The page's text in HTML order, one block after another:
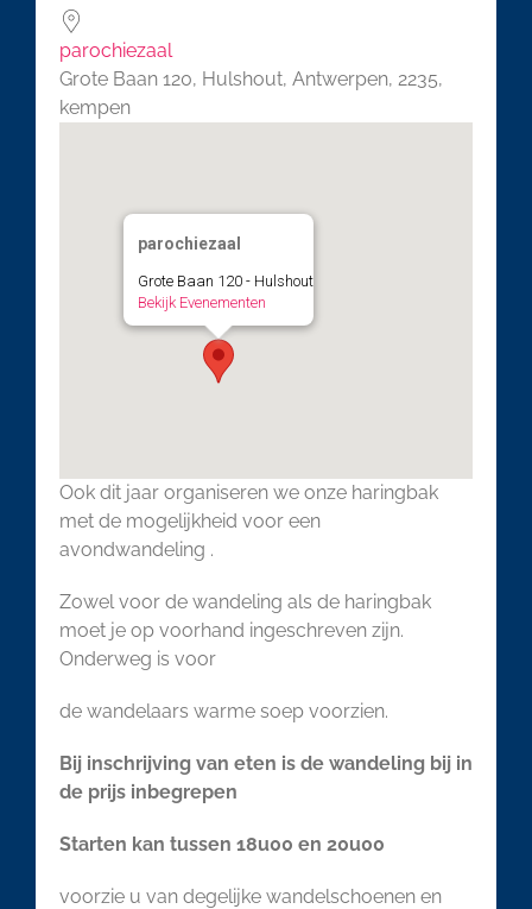
parochiezaal
Grote Baan 120, Hulshout, Antwerpen, 2235,
kempen
parochiezaal
Grote Baan 120 - Hulshout
Bekijk Evenementen
Ook dit jaar organiseren we onze haringbak
met de mogelijkheid voor een
avondwandeling .
Zowel voor de wandeling als de haringbak
moet je op voorhand ingeschreven zijn.
Onderweg is voor
de wandelaars warme soep voorzien.
Bij inschrijving van eten is de wandeling bij in
de prijs inbegrepen
Starten kan tussen 18u00 en 20u00
voorzie u van degelijke wandelschoenen en